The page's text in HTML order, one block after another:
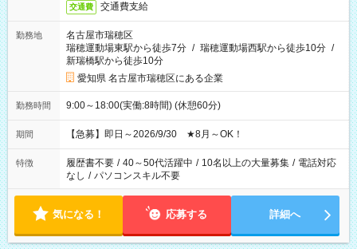
交通費 交通費支給
勤務地
名古屋市瑞穂区
瑞穂運動場東駅から徒歩7分 / 瑞穂運動場西駅から徒歩10分 /
新瑞橋駅から徒歩10分
愛知県 名古屋市瑞穂区にある企業
勤務時間 9:00～18:00(実働:8時間) (休憩60分)
期間 【急募】即日～2026/9/30 ★8月～OK！
特徴 履歴書不要 / 40～50代活躍中 / 10名以上の大量募集 / 電話対応
なし / パソコンスキル不要
気になる！ 応募する 詳細へ